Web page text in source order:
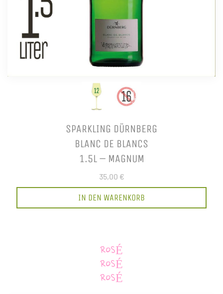
SPARKLING DÜRNBERG
BLANC DE BLANCS
1.5L – MAGNUM
35,00 €
IN DEN WARENKORB
ROSÉ
ROSÉ
ROSÉ